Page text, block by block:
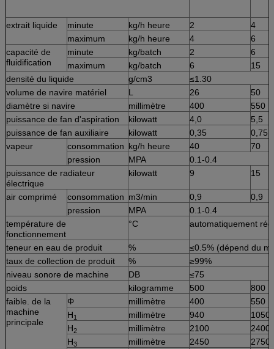
extrait liquide minute kg/h heure 2
4
maximum
kg/h heure 4
6
capacité de
fluidification
minute kg/batch 2
6
maximum
kg/batch 6
15
densité du liquide
g/cm3
≤1.30
volume de navire matériel
L 26
50
diamètre si navire
millimètre 400
550
puissance de fan d'aspiration
kilowatt 4,0
5,5
puissance de fan auxiliaire
kilowatt 0,35
0,75
vapeur
consommation kg/h heure 40
70
pression
MPA
0.1-0.4
puissance de radiateur
électrique
kilowatt 9 15
air comprimé consommation m3/min 0,9
0,9
pression
MPA
0.1-0.4
température de
fonctionnement
°C automatiquement
teneur en eau de produit %
≤0.5% (dépend du
taux de collection de produit
%
≥99%
niveau sonore de machine
DB
≤75
poids
kilogramme 500
800
faible. de la
machine
principale
Φ millimètre 400
550
H1 millimètre 940
1050
H2 millimètre 2100
2400
H3 millimètre 2450
2750